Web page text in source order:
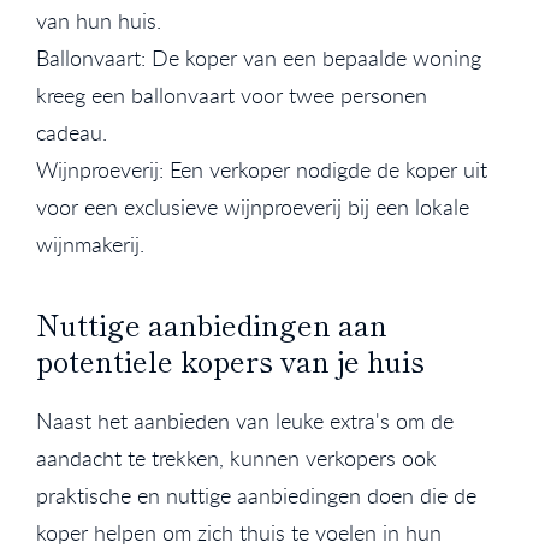
van hun huis.
Ballonvaart: De koper van een bepaalde woning
kreeg een ballonvaart voor twee personen
cadeau.
Wijnproeverij: Een verkoper nodigde de koper uit
voor een exclusieve wijnproeverij bij een lokale
wijnmakerij.
Nuttige aanbiedingen aan
potentiele kopers van je huis
Naast het aanbieden van leuke extra's om de
aandacht te trekken, kunnen verkopers ook
praktische en nuttige aanbiedingen doen die de
koper helpen om zich thuis te voelen in hun